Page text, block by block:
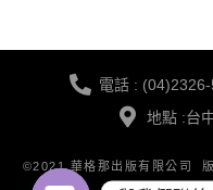
電話 :
地點 :台
©2021 華格那出版有限公司